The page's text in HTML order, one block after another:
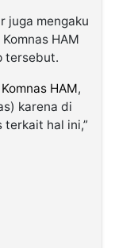
juga mengaku
HAM
tersebut.
Komnas HAM,
karena di
hal ini,”